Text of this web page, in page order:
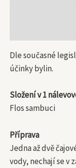
Dle současné
účinky bylin.
Složení v 1
Flos sambuci
Příprava
Jedna až dvě
vody, nechají se v